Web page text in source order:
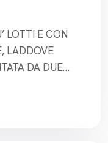
LOTTI E CON
LADDOVE
DA DUE
L’OFFERTA